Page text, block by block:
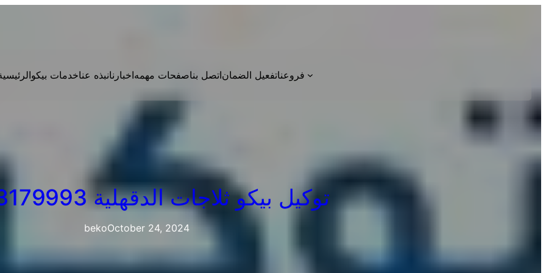
خدمات بيكونبذه عنااخبارناصفحات مهمهاتصل بناتفعيل الضمانفروعنا
توكيل بيكو ثلاجات الدقهلية 01223179993
bekoOctober 24, 2024